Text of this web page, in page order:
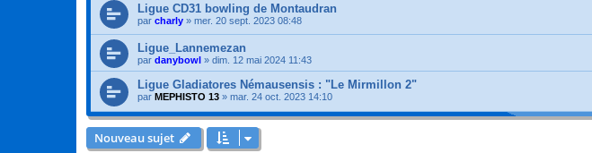
Ligue CD31 bowling de Montaudran
par charly » mer. 20 sept. 2023 08:48
Ligue_Lannemezan
par danybowl » dim. 12 mai 2024 11:43
Ligue Gladiatores Némausensis : "Le Mirmillon 2"
par MEPHISTO 13 » mar. 24 oct. 2023 14:10
Nouveau sujet